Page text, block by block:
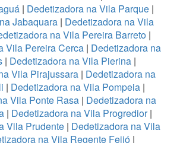
| Dedetizadora na Vila Parque|
Jabaquara | Dedetizadora na Vila
na Vila Pereira Barreto|
Vila Pereira Cerca| Dedetizadora na
| Dedetizadora na Vila Pierina|
Vila Pirajussara| Dedetizadora na
| Dedetizadora na Vila Pompeia|
Vila Ponte Rasa | Dedetizadora na
| Dedetizadora na Vila Progredior|
Vila Prudente| Dedetizadora na Vila
na Vila Regente Feijó |